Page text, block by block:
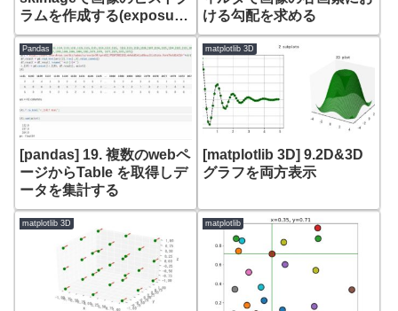
ラムを作成する(exposure.
histogram)
ける勾配を求める
Pandas
[pandas] 19. 複数のwebペ
ージからTable を取得しデ
ータを集計する
matplotlib 3D
[matplotlib 3D] 9.2D&3D
グラフを両方表示
matplotlib 3D matplotlib